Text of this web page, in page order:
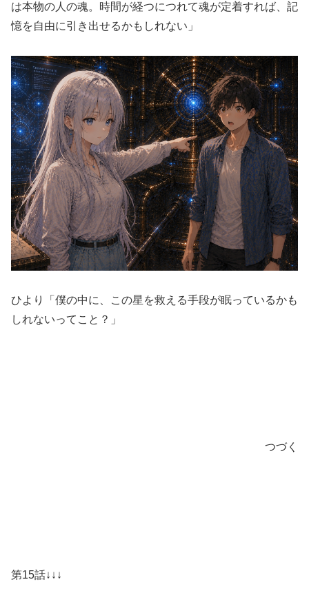
は本物の人の魂。時間が経つにつれて魂が定着すれば、記
憶を自由に引き出せるかもしれない」
ひより「僕の中に、この星を救える手段が眠っているかも
しれないってこと？」
つづく
第15話↓↓↓